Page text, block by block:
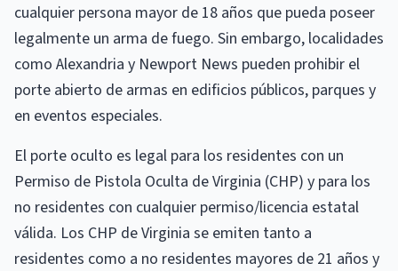
cualquier persona mayor de 18 años que pueda poseer
legalmente un arma de fuego. Sin embargo, localidades
como Alexandria y Newport News pueden prohibir el
porte abierto de armas en edificios públicos, parques y
en eventos especiales.
El porte oculto es legal para los residentes con un
Permiso de Pistola Oculta de Virginia (CHP) y para los
no residentes con cualquier permiso/licencia estatal
válida. Los CHP de Virginia se emiten tanto a
residentes como a no residentes mayores de 21 años y